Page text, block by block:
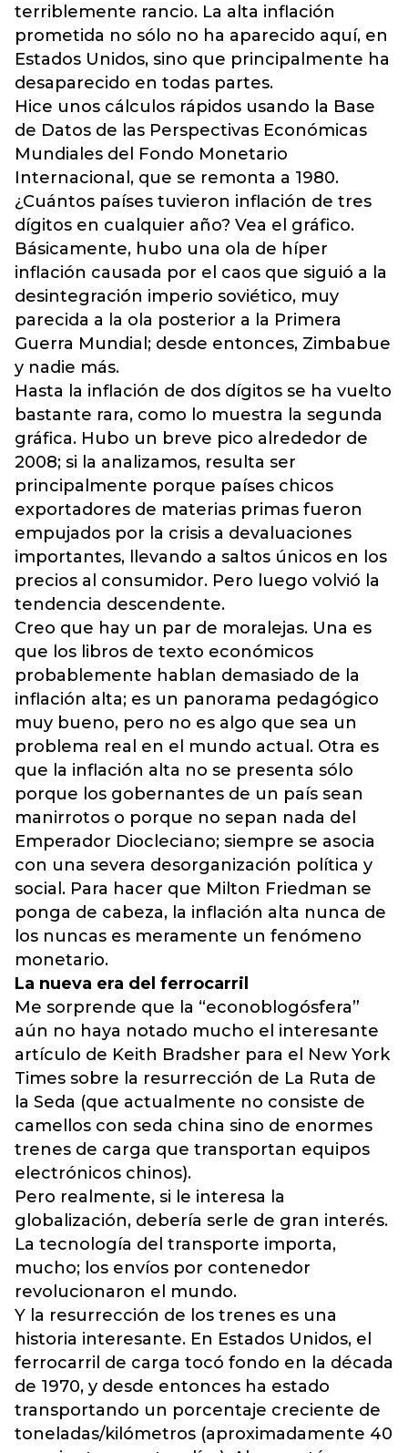
terriblemente rancio. La alta inflación
prometida no sólo no ha aparecido aquí, en
Estados Unidos, sino que principalmente ha
desaparecido en todas partes.
Hice unos cálculos rápidos usando la Base
de Datos de las Perspectivas Económicas
Mundiales del Fondo Monetario
Internacional, que se remonta a 1980.
¿Cuántos países tuvieron inflación de tres
dígitos en cualquier año? Vea el gráfico.
Básicamente, hubo una ola de híper
inflación causada por el caos que siguió a la
desintegración imperio soviético, muy
parecida a la ola posterior a la Primera
Guerra Mundial; desde entonces, Zimbabue
y nadie más.
Hasta la inflación de dos dígitos se ha vuelto
bastante rara, como lo muestra la segunda
gráfica. Hubo un breve pico alrededor de
2008; si la analizamos, resulta ser
principalmente porque países chicos
exportadores de materias primas fueron
empujados por la crisis a devaluaciones
importantes, llevando a saltos únicos en los
precios al consumidor. Pero luego volvió la
tendencia descendente.
Creo que hay un par de moralejas. Una es
que los libros de texto económicos
probablemente hablan demasiado de la
inflación alta; es un panorama pedagógico
muy bueno, pero no es algo que sea un
problema real en el mundo actual. Otra es
que la inflación alta no se presenta sólo
porque los gobernantes de un país sean
manirrotos o porque no sepan nada del
Emperador Diocleciano; siempre se asocia
con una severa desorganización política y
social. Para hacer que Milton Friedman se
ponga de cabeza, la inflación alta nunca de
los nuncas es meramente un fenómeno
monetario.
La nueva era del ferrocarril
Me sorprende que la “econoblogósfera”
aún no haya notado mucho el interesante
artículo de Keith Bradsher para el New York
Times sobre la resurrección de La Ruta de
la Seda (que actualmente no consiste de
camellos con seda china sino de enormes
trenes de carga que transportan equipos
electrónicos chinos).
Pero realmente, si le interesa la
globalización, debería serle de gran interés.
La tecnología del transporte importa,
mucho; los envíos por contenedor
revolucionaron el mundo.
Y la resurrección de los trenes es una
historia interesante. En Estados Unidos, el
ferrocarril de carga tocó fondo en la década
de 1970, y desde entonces ha estado
transportando un porcentaje creciente de
toneladas/kilómetros (aproximadamente 40